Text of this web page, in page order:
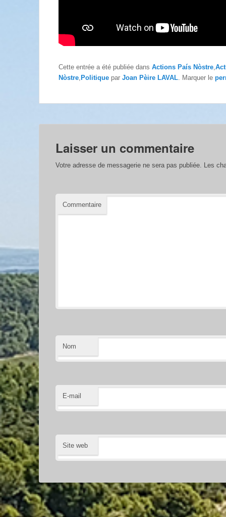
Cette entrée a été publiée dans Actions País Nòstre,
Nòstre, Politique par Joan Pèire LAVAL. Marquer le
Laisser un commentaire
Votre adresse de messagerie ne sera pas publiée. Les
Commentaire
Nom
E-mail
Site web